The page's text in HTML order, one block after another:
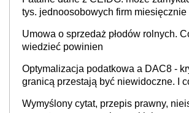
tys. jednoosobowych firm miesięcznie
Umowa o sprzedaż płodów rolnych.
wiedzieć powinien
Optymalizacja podatkowa a DAC8 -
granicą przestają być niewidoczne. I
Wymyślony cytat, przepis prawny,